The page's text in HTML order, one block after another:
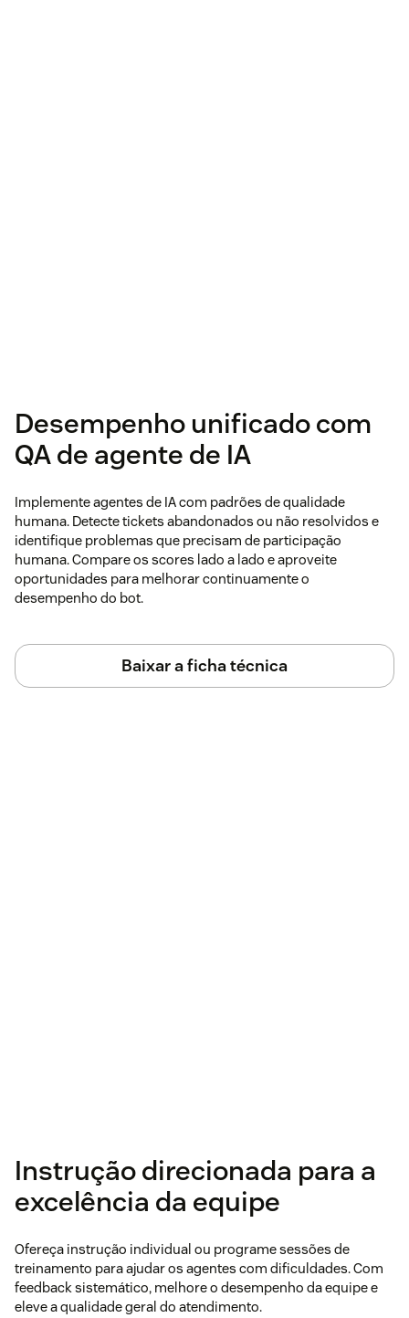
Desempenho unificado com
QA de agente de IA
Implemente agentes de IA com padrões de qualidade
humana. Detecte tickets abandonados ou não resolvidos e
identifique problemas que precisam de participação
humana. Compare os scores lado a lado e aproveite
oportunidades para melhorar continuamente o
desempenho do bot.
Baixar a ficha técnica
Instrução direcionada para a
excelência da equipe
Ofereça instrução individual ou programe sessões de
treinamento para ajudar os agentes com dificuldades. Com
feedback sistemático, melhore o desempenho da equipe e
eleve a qualidade geral do atendimento.